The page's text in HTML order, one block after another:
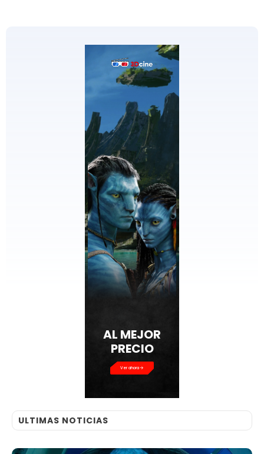
AL MEJOR
PRECIO
Ver ahora
ULTIMAS NOTICIAS